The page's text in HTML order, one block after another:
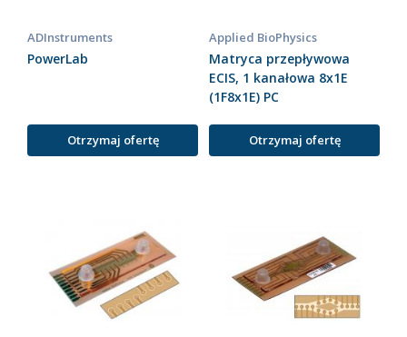
ADInstruments
PowerLab
Otrzymaj ofertę
Applied BioPhysics
Matryca przepływowa
ECIS, 1 kanałowa 8x1E
(1F8x1E) PC
Otrzymaj ofertę